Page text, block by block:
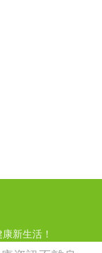
新生活！